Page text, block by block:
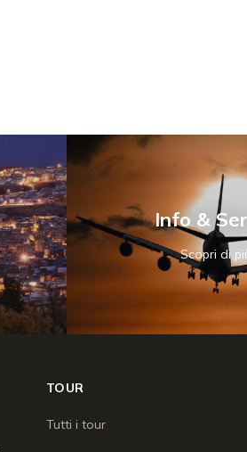
Info &
Scopri di
TOUR
Tutti i tour